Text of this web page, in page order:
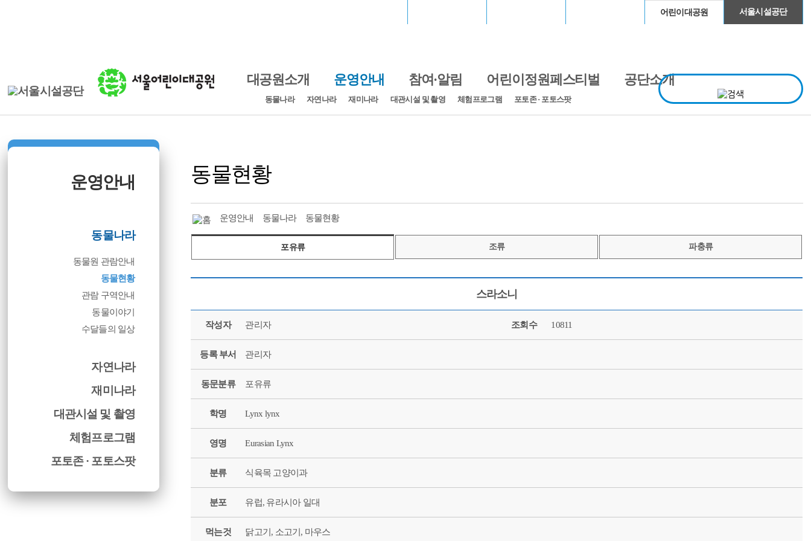
어린이대공원 서울시설공단
대공원소개 운영안내
동물나라 자연나라 재미나라 대관시설 및 촬영 체험프로그램 포토존 · 포토스팟
참여·알림 어린이정원페스티벌 공단소개
운영안내
동물나라
동물원 관람안내
동물현황
관람 구역안내
동물이야기
수달들의 일상
자연나라
재미나라
대관시설 및 촬영
체험프로그램
포토존 · 포토스팟
동물현황
운영안내 동물나라 동물현황
포유류 조류 파충류
스라소니
작성자 관리자 조회수 10811
등록 부서 관리자
동문분류 포유류
학명 Lynx lynx
영명 Eurasian Lynx
분류 식육목 고양이과
분포 유럽, 유라시아 일대
먹는것 닭고기, 소고기, 마우스